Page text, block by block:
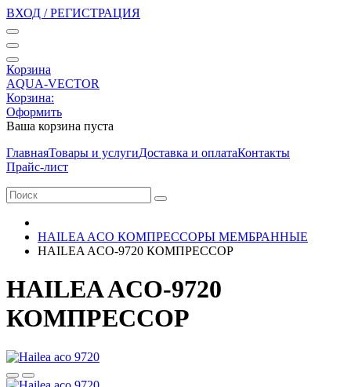
ВХОД / РЕГИСТРАЦИЯ
Корзина
AQUA-VECTOR
Корзина:
Оформить
Ваша корзина пуста
ГлавнаяТовары и услугиДоставка и оплатаКонтакты
Прайс-лист
HAILEA ACO КОМПРЕССОРЫ МЕМБРАННЫЕ
HAILEA ACO-9720 КОМПРЕССОР
HAILEA ACO-9720
КОМПРЕССОР